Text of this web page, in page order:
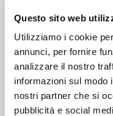
Questo sito web
Utilizziamo i cookie
annunci, per fornire
analizzare il nostro
informazioni sul modo
nostri partner che si
pubblicità e social